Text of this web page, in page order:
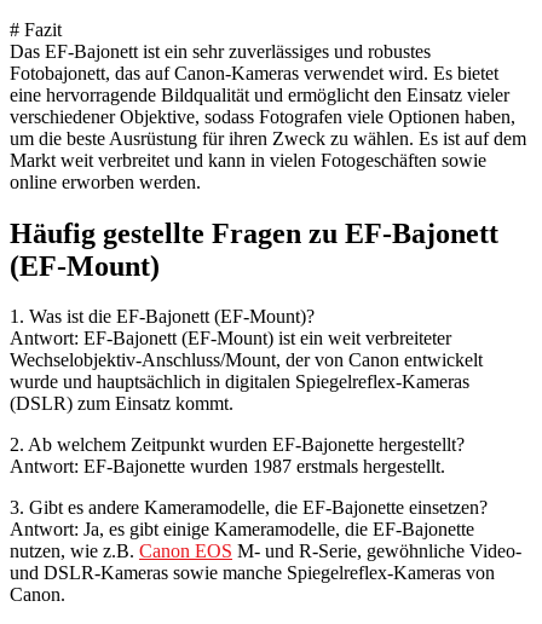
# Fazit
Das EF-Bajonett ist ein sehr zuverlässiges und robustes
Fotobajonett, das auf Canon-Kameras verwendet wird. Es bietet
eine hervorragende Bildqualität und ermöglicht den Einsatz vieler
verschiedener Objektive, sodass Fotografen viele Optionen haben,
um die beste Ausrüstung für ihren Zweck zu wählen. Es ist auf dem
Markt weit verbreitet und kann in vielen Fotogeschäften sowie
online erworben werden.
Häufig gestellte Fragen zu EF-Bajonett
(EF-Mount)
1. Was ist die EF-Bajonett (EF-Mount)?
Antwort: EF-Bajonett (EF-Mount) ist ein weit verbreiteter
Wechselobjektiv-Anschluss/Mount, der von Canon entwickelt
wurde und hauptsächlich in digitalen Spiegelreflex-Kameras
(DSLR) zum Einsatz kommt.
2. Ab welchem Zeitpunkt wurden EF-Bajonette hergestellt?
Antwort: EF-Bajonette wurden 1987 erstmals hergestellt.
3. Gibt es andere Kameramodelle, die EF-Bajonette einsetzen?
Antwort: Ja, es gibt einige Kameramodelle, die EF-Bajonette
nutzen, wie z.B. Canon EOS M- und R-Serie, gewöhnliche Video-
und DSLR-Kameras sowie manche Spiegelreflex-Kameras von
Canon.